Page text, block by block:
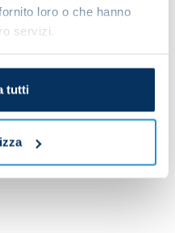
loro o che hanno
servizi.
tutti